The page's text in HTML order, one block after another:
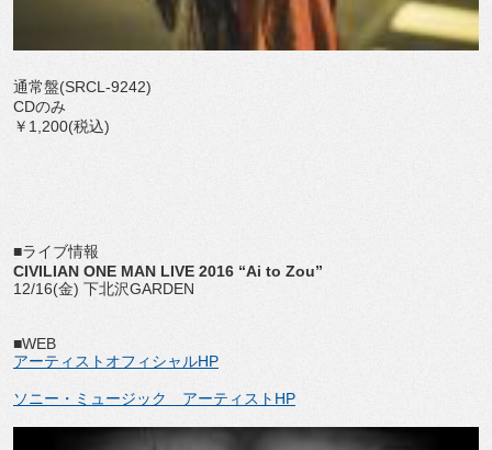
通常盤(SRCL-9242)
CDのみ
￥1,200(税込)
■ライブ情報
CIVILIAN ONE MAN LIVE 2016 “Ai to Zou”
12/16(金) 下北沢GARDEN
■WEB
アーティストオフィシャルHP
ソニー・ミュージック アーティストHP